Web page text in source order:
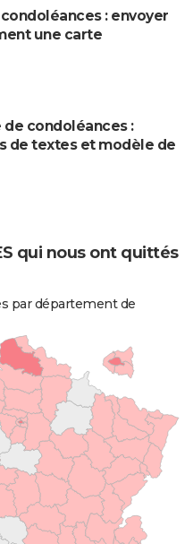
: envoyer
une carte
de condoléances :
de textes et modèle de
qui nous ont quittés
par département de